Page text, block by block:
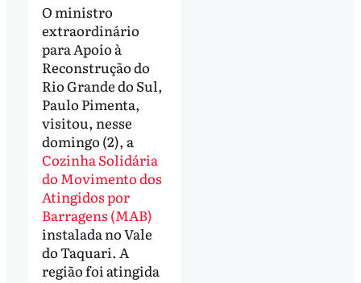
O ministro
extraordinário
para Apoio à
Reconstrução do
Rio Grande do Sul,
Paulo Pimenta,
visitou, nesse
domingo (2), a
Cozinha Solidária
do Movimento dos
Atingidos por
Barragens (MAB)
instalada no Vale
do Taquari. A
região foi atingida